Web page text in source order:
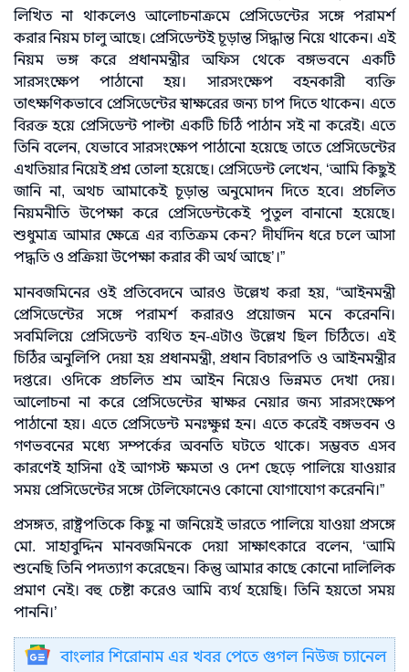
লিখিত না থাকলেও আলোচনাক্রমে প্রেসিডেন্টের সঙ্গে পরামর্শ
করার নিয়ম চালু আছে। প্রেসিডেন্টই চূড়ান্ত সিদ্ধান্ত নিয়ে থাকেন। এই
নিয়ম ভঙ্গ করে প্রধানমন্ত্রীর অফিস থেকে বঙ্গভবনে একটি
সারসংক্ষেপ পাঠানো হয়। সারসংক্ষেপ বহনকারী ব্যক্তি
তাৎক্ষণিকভাবে প্রেসিডেন্টের স্বাক্ষরের জন্য চাপ দিতে থাকেন। এতে
বিরক্ত হয়ে প্রেসিডেন্ট পাল্টা একটি চিঠি পাঠান সই না করেই। এতে
তিনি বলেন, যেভাবে সারসংক্ষেপ পাঠানো হয়েছে তাতে প্রেসিডেন্টের
এখতিয়ার নিয়েই প্রশ্ন তোলা হয়েছে। প্রেসিডেন্ট লেখেন, ‘আমি কিছুই
জানি না, অথচ আমাকেই চূড়ান্ত অনুমোদন দিতে হবে। প্রচলিত
নিয়মনীতি উপেক্ষা করে প্রেসিডেন্টকেই পুতুল বানানো হয়েছে।
শুধুমাত্র আমার ক্ষেত্রে এর ব্যতিক্রম কেন? দীর্ঘদিন ধরে চলে আসা
পদ্ধতি ও প্রক্রিয়া উপেক্ষা করার কী অর্থ আছে’।”
মানবজমিনের ওই প্রতিবেদনে আরও উল্লেখ করা হয়, “আইনমন্ত্রী
প্রেসিডেন্টের সঙ্গে পরামর্শ করারও প্রয়োজন মনে করেননি।
সবমিলিয়ে প্রেসিডেন্ট ব্যথিত হন-এটাও উল্লেখ ছিল চিঠিতে। এই
চিঠির অনুলিপি দেয়া হয় প্রধানমন্ত্রী, প্রধান বিচারপতি ও আইনমন্ত্রীর
দপ্তরে। ওদিকে প্রচলিত শ্রম আইন নিয়েও ভিন্নমত দেখা দেয়।
আলোচনা না করে প্রেসিডেন্টের স্বাক্ষর নেয়ার জন্য সারসংক্ষেপ
পাঠানো হয়। এতে প্রেসিডেন্ট মনঃক্ষুণ্ন হন। এতে করেই বঙ্গভবন ও
গণভবনের মধ্যে সম্পর্কের অবনতি ঘটতে থাকে। সম্ভবত এসব
কারণেই হাসিনা ৫ই আগস্ট ক্ষমতা ও দেশ ছেড়ে পালিয়ে যাওয়ার
সময় প্রেসিডেন্টের সঙ্গে টেলিফোনেও কোনো যোগাযোগ করেননি।”
প্রসঙ্গত, রাষ্ট্রপতিকে কিছু না জনিয়েই ভারতে পালিয়ে যাওয়া প্রসঙ্গে
মো. সাহাবুদ্দিন মানবজমিনকে দেয়া সাক্ষাৎকারে বলেন, ‘আমি
শুনেছি তিনি পদত্যাগ করেছেন। কিন্তু আমার কাছে কোনো দালিলিক
প্রমাণ নেই। বহু চেষ্টা করেও আমি ব্যর্থ হয়েছি। তিনি হয়তো সময়
পাননি।’
বাংলার শিরোনাম এর খবর পেতে গুগল নিউজ চ্যানেল